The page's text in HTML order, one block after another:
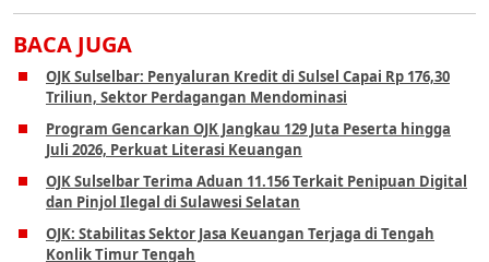
BACA JUGA
OJK Sulselbar: Penyaluran Kredit di Sulsel Capai Rp 176,30
Triliun, Sektor Perdagangan Mendominasi
Program Gencarkan OJK Jangkau 129 Juta Peserta hingga
Juli 2026, Perkuat Literasi Keuangan
OJK Sulselbar Terima Aduan 11.156 Terkait Penipuan Digital
dan Pinjol Ilegal di Sulawesi Selatan
OJK: Stabilitas Sektor Jasa Keuangan Terjaga di Tengah
Konlik Timur Tengah